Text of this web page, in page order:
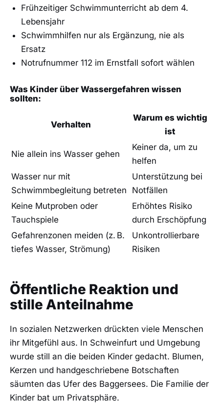
Frühzeitiger Schwimmunterricht ab dem 4.
Lebensjahr
Schwimmhilfen nur als Ergänzung, nie als
Ersatz
Notrufnummer 112 im Ernstfall sofort wählen
Was Kinder über Wassergefahren wissen
sollten:
Verhalten
Warum es wichtig
ist
Nie allein ins Wasser gehen
Keiner da, um zu
helfen
Wasser nur mit
Schwimmbegleitung betreten
Unterstützung bei
Notfällen
Keine Mutproben oder
Tauchspiele
Erhöhtes Risiko
durch Erschöpfung
Gefahrenzonen meiden (z. B.
tiefes Wasser, Strömung)
Unkontrollierbare
Risiken
Öffentliche Reaktion und
stille Anteilnahme
In sozialen Netzwerken drückten viele Menschen
ihr Mitgefühl aus. In Schweinfurt und Umgebung
wurde still an die beiden Kinder gedacht. Blumen,
Kerzen und handgeschriebene Botschaften
säumten das Ufer des Baggersees. Die Familie der
Kinder bat um Privatsphäre.